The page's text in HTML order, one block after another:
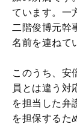
ています。一
二階俊博元幹
名前を連ねて
このうち、安
員とは違う対
を担当した弁
を担保するた